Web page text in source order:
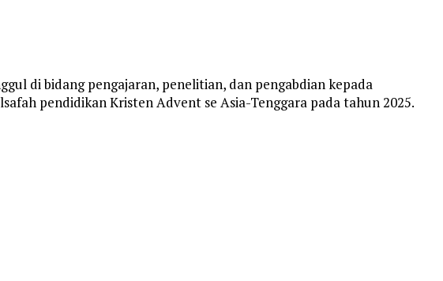
di bidang pengajaran, penelitian, dan pengabdian kepada
pendidikan Kristen Advent se Asia-Tenggara pada tahun 2025.